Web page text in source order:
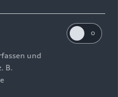
und
B.